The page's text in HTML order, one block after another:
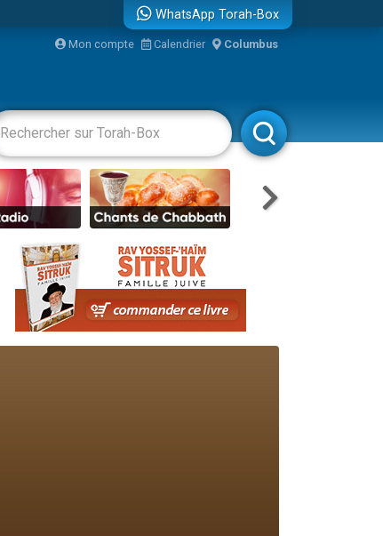
WhatsApp Torah-Box
Mon compte Calendrier Columbus
Livres Rabbanim